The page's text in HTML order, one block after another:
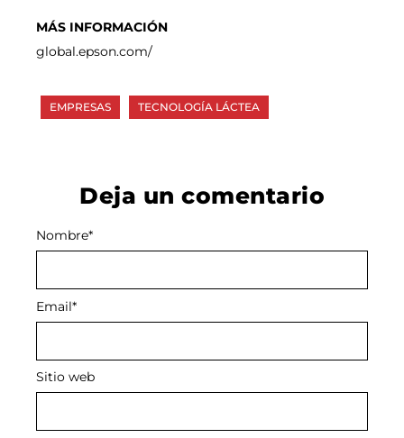
MÁS INFORMACIÓN
global.epson.com/
EMPRESAS TECNOLOGÍA LÁCTEA
Deja un comentario
Nombre*
Email*
Sitio web
Alternative: